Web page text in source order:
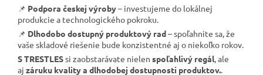
📌 Podpora českej výroby– investujeme do lokálnej
produkcie a technologického pokroku.
📌 Dlhodobo dostupný produktový rad– spoľahnite sa, že
vaše skladové riešenie bude konzistentné aj o niekoľko rokov.
S TRESTLESsi zaobstarávate nielen spoľahlivý regál , ale
aj záruku kvality a dlhodobej dostupnosti produktov.